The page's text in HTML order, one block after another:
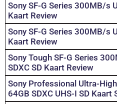
Sony SF-G Series 300MB/s
Kaart Review
Sony SF-G Series 300MB/s
Kaart Review
Sony Tough SF-G Series
SDXC SD Kaart Review
Sony Professional Ultra-
64GB SDXC UHS-I SD Kaart